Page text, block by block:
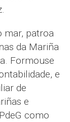
mar, patroa
da Mariña
Formouse
e
de
e
como